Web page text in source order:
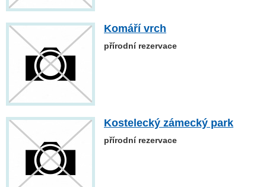
Komáří vrch
přírodní rezervace
Kostelecký zámecký park
přírodní rezervace